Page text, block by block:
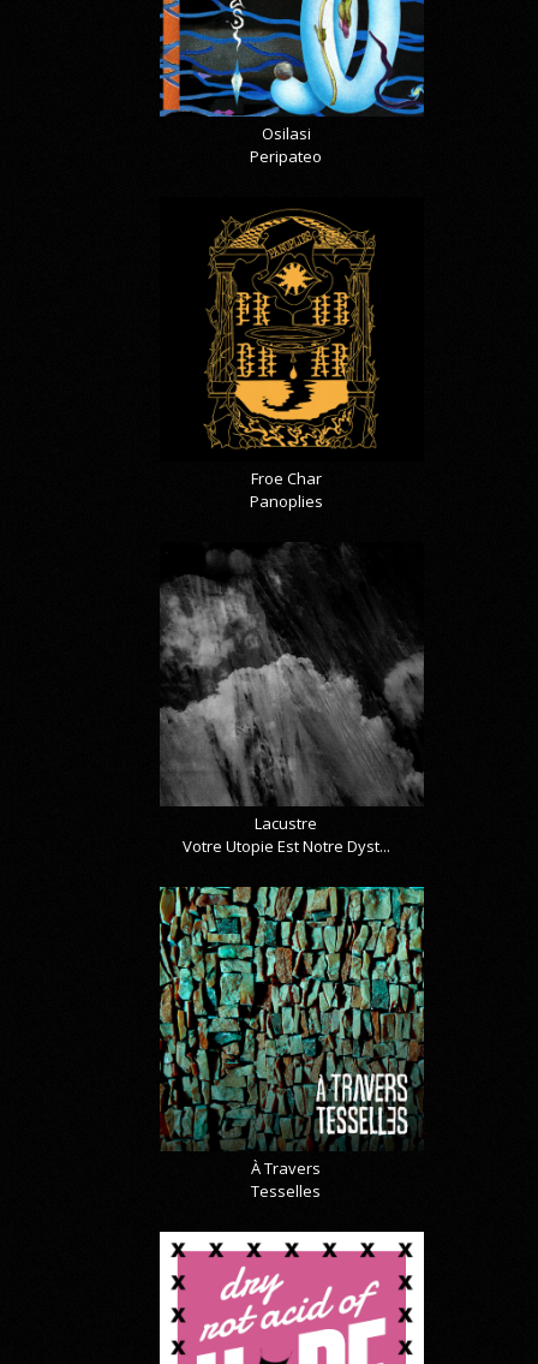
Osilasi
Peripateo
Froe Char
Panoplies
Lacustre
Votre Utopie Est Notre Dyst...
À Travers
Tesselles